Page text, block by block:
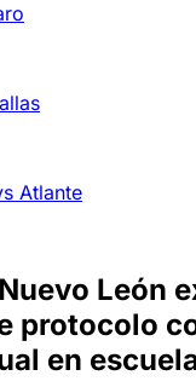
Atlante
León
protocolo
en